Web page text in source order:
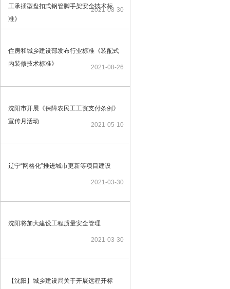
工承插型盘扣式钢管脚手架安全技术标
准》
2021-08-30
住房和城乡建设部发布行业标准《装配式
内装修技术标准》
2021-08-26
沈阳市开展《保障农民工工资支付条例》
宣传月活动
2021-05-10
辽宁“网格化”推进城市更新等项目建设
2021-03-30
沈阳将加大建设工程质量安全管理
2021-03-30
【沈阳】城乡建设局关于开展远程开标